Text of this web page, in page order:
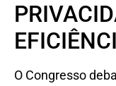
O Congresso